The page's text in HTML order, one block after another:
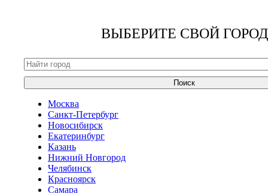
ВЫБЕРИТЕ СВОЙ ГОРОД
Поиск
Москва
Санкт-Петербург
Новосибирск
Екатеринбург
Казань
Нижний Новгород
Челябинск
Красноярск
Самара